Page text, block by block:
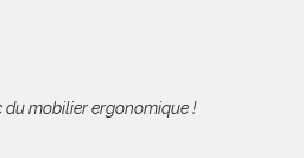
mobilier ergonomique !